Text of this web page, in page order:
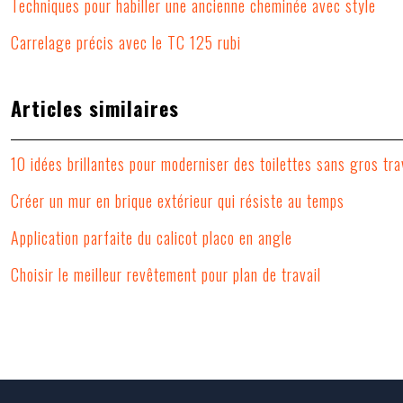
Techniques pour habiller une ancienne cheminée avec style
Carrelage précis avec le TC 125 rubi
Articles similaires
10 idées brillantes pour moderniser des toilettes sans gros
Créer un mur en brique extérieur qui résiste au temps
Application parfaite du calicot placo en angle
Choisir le meilleur revêtement pour plan de travail